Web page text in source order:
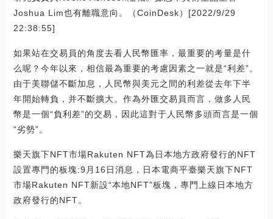
Joshua Lim也有離職意向。（CoinDesk）[2022/9/29
22:38:55]
如果站在交易員的角度去看人民幣匯率，最重要的考量是什
么呢？今年以來，相信最為重要的考慮因素之一就是“利差”。
由于美聯儲不斷加息，人民幣與美元之間的利差從去年下半
年開始轉負，并不斷擴大。作為外匯交易員而言，做多人民
幣是一個“負利差”的交易，因此這對于人民幣多頭而言是一個
“劣勢”。
樂天旗下NFT市場Rakuten NFT為日本地方政府發行的NFT
設置專門的板塊:9月16日消息，日本電商平臺樂天旗下NFT
市場Rakuten NFT新設“本地NFT”板塊，專門上線日本地方
政府發行的NFT。